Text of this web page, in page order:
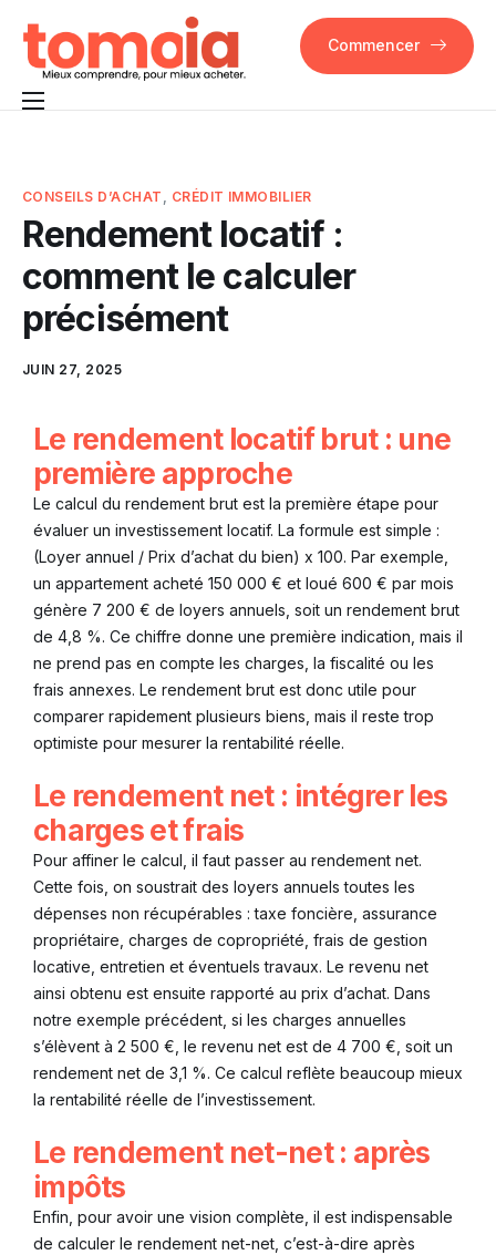
FAQ
Contact
Commencer
CONSEILS D’ACHAT CRÉDIT IMMOBILIER
Rendement locatif :
comment le calculer
précisément
JUIN 27, 2025
Le rendement locatif brut : une
première approche
Le calcul du rendement brut est la première étape pour
évaluer un investissement locatif. La formule est simple :
(Loyer annuel / Prix d’achat du bien) x 100. Par exemple,
un appartement acheté 150 000 € et loué 600 € par mois
génère 7 200 € de loyers annuels, soit un rendement brut
de 4,8 %. Ce chiffre donne une première indication, mais il
ne prend pas en compte les charges, la fiscalité ou les
frais annexes. Le rendement brut est donc utile pour
comparer rapidement plusieurs biens, mais il reste trop
optimiste pour mesurer la rentabilité réelle.
Le rendement net : intégrer les
charges et frais
Pour affiner le calcul, il faut passer au rendement net.
Cette fois, on soustrait des loyers annuels toutes les
dépenses non récupérables : taxe foncière, assurance
propriétaire, charges de copropriété, frais de gestion
locative, entretien et éventuels travaux. Le revenu net
ainsi obtenu est ensuite rapporté au prix d’achat. Dans
notre exemple précédent, si les charges annuelles
s’élèvent à 2 500 €, le revenu net est de 4 700 €, soit un
rendement net de 3,1 %. Ce calcul reflète beaucoup mieux
la rentabilité réelle de l’investissement.
Le rendement net-net : après
impôts
Enfin, pour avoir une vision complète, il est indispensable
de calculer le rendement net-net, c’est-à-dire après